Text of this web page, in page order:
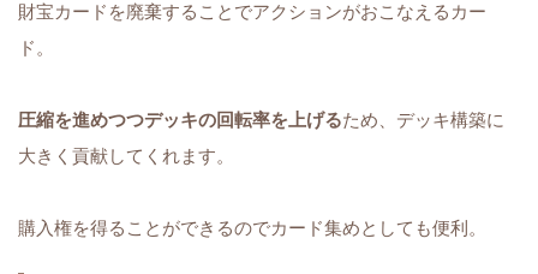
財宝カードを廃棄することでアクションがおこなえるカー
ド。
圧縮を進めつつデッキの回転率を上げるため、デッキ構築に
大きく貢献してくれます。
購入権を得ることができるのでカード集めとしても便利。